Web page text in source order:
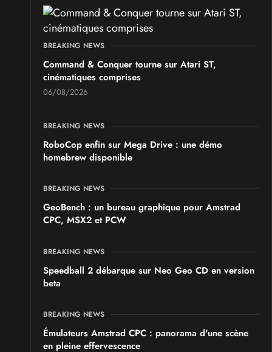
SALONS & CONVENTIONS GEEKS
GeekNIID 2026
les 19 et 20 septembre 2026 - à Grigny
SALONS & CONVENTIONS GEEKS
Japan Manga Wave Colmar 2026
BREAKING NEWS
Command & Conquer tourne sur Atari ST,
cinématiques comprises
06/08/2026
BREAKING NEWS
RoboCop enfin sur Mega Drive : une démo
homebrew disponible
BREAKING NEWS
GeoBench : un bureau graphique pour Amstrad
CPC, MSX2 et PCW
BREAKING NEWS
Speedball 2 débarque sur Neo Geo CD en version
beta
BREAKING NEWS
Émulateurs Amstrad CPC : panorama d'une scène
en pleine effervescence